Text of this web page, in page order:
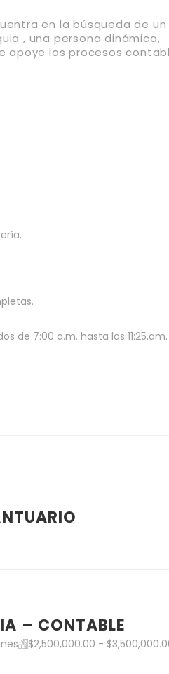
en la búsqueda de un
, una persona dinámica,
apoye los procesos
de 7:00 a.m. hasta las 11:25.am.
– CONTABLE
$2,500,000.00 -